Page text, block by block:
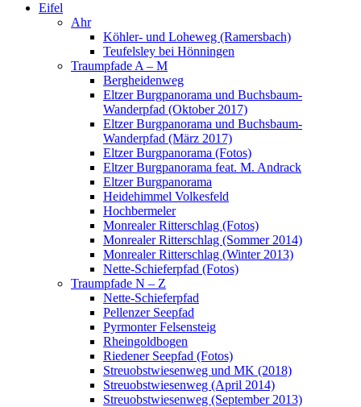
Eifel
Ahr
Köhler- und Loheweg (Ramersbach)
Teufelsley bei Hönningen
Traumpfade A – M
Bergheidenweg
Eltzer Burgpanorama und Buchsbaum-
Wanderpfad (Oktober 2017)
Eltzer Burgpanorama und Buchsbaum-
Wanderpfad (März 2017)
Eltzer Burgpanorama (Fotos)
Eltzer Burgpanorama feat. M. Andrack
Eltzer Burgpanorama
Heidehimmel Volkesfeld
Hochbermeler
Monrealer Ritterschlag (Fotos)
Monrealer Ritterschlag (Sommer 2014)
Monrealer Ritterschlag (Winter 2013)
Nette-Schieferpfad (Fotos)
Traumpfade N – Z
Nette-Schieferpfad
Pellenzer Seepfad
Pyrmonter Felsensteig
Rheingoldbogen
Riedener Seepfad (Fotos)
Streuobstwiesenweg und MK (2018)
Streuobstwiesenweg (April 2014)
Streuobstwiesenweg (September 2013)